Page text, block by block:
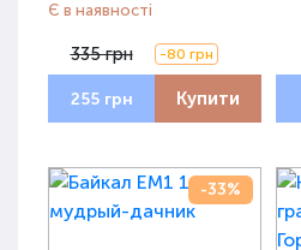
Є в наявності
335 грн -80 грн
255 грн Купити
-33%